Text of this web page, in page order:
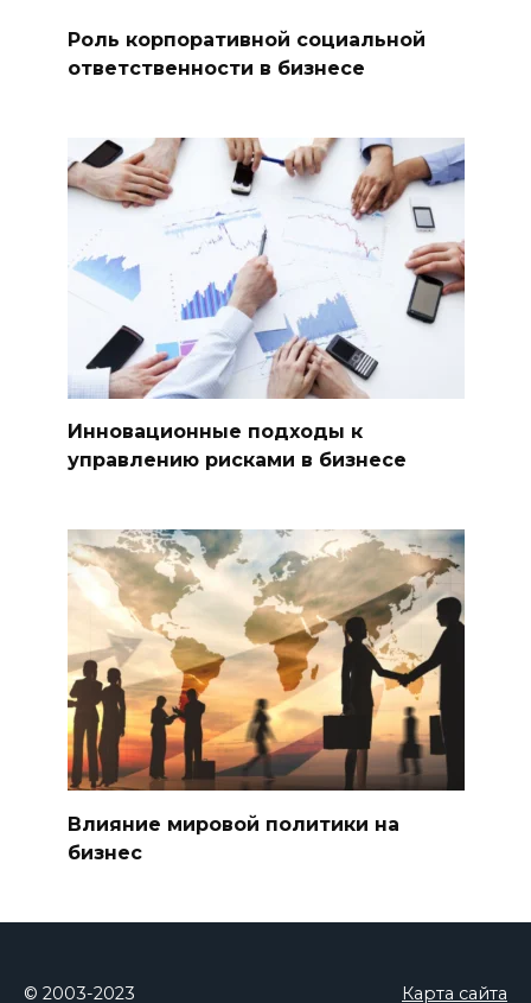
Роль корпоративной социальной
ответственности в бизнесе
Инновационные подходы к
управлению рисками в бизнесе
Влияние мировой политики на
бизнес
© 2003-2023 Карта сайта